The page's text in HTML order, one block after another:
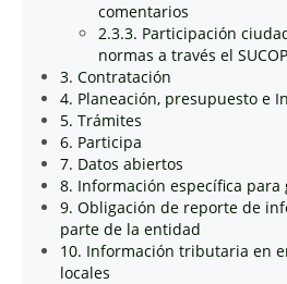
comentarios
2.3.3. Participación
normas a través el SUCOP
3. Contratación
4. Planeación, presupuesto e
5. Trámites
6. Participa
7. Datos abiertos
8. Información específica
9. Obligación de reporte de
parte de la entidad
10. Información tributaria en
locales